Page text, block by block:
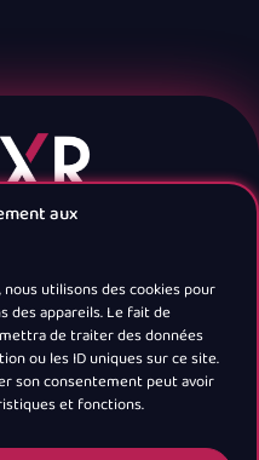
aux
utilisons des cookies pour
des appareils. Le fait de
de traiter des données
ou les ID uniques sur ce site.
son consentement peut avoir
et fonctions.